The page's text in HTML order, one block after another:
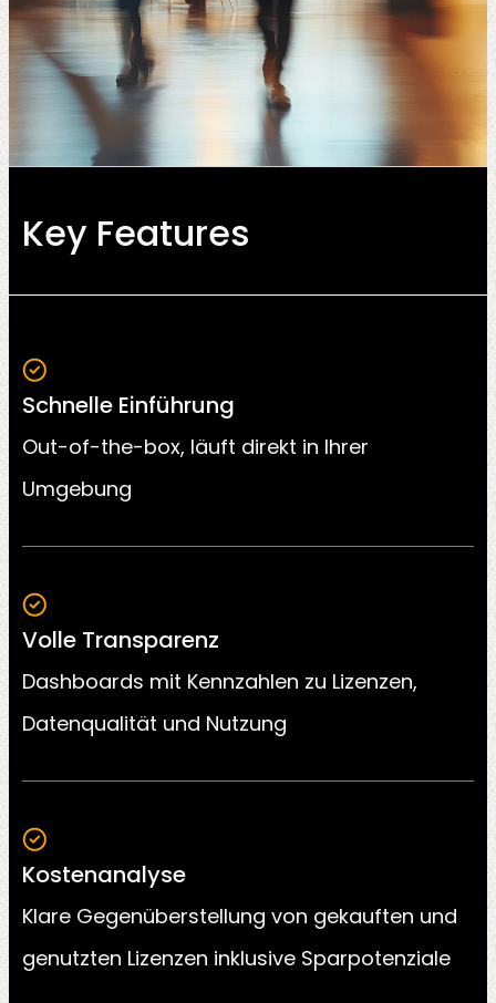
Kontakt
Key Features
Schnelle Einführung
Out-of-the-box, läuft direkt in Ihrer
Umgebung
Volle Transparenz
Dashboards mit Kennzahlen zu Lizenzen,
Datenqualität und Nutzung
Kostenanalyse
Klare Gegenüberstellung von gekauften und
genutzten Lizenzen inklusive Sparpotenziale